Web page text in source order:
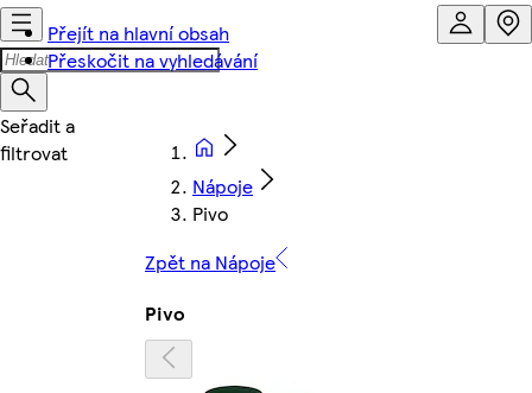
Přejít na hlavní obsah
Přeskočit na vyhledávání
Nápoje
Pivo
Zpět na Nápoje
Pivo